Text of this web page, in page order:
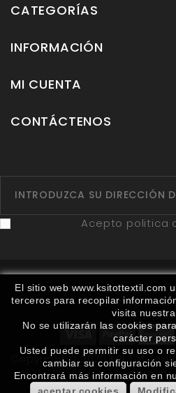
CATEGORÍAS
INFORMACIÓN
MI CUENTA
CONTÁCTENOS
El sitio web www.ksitottextil.com
terceros para recopilar
visita nuestra
No se utilizarán las cookies
carácter
Usted puede permitir su uso o
cambiar su configuración
Encontrará más información en
Acepto politica
Fabricantes Proveedores
Mapa del
Copyright © 2020 KSI Tot